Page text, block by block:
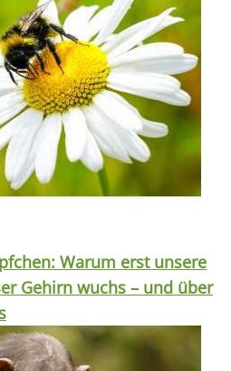
Warum erst unsere
Gehirn wuchs – und über